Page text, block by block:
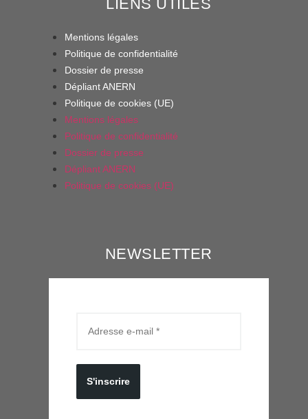
LIENS UTILES
Mentions légales
Politique de confidentialité
Dossier de presse
Dépliant ANERN
Politique de cookies (UE)
Mentions légales
Politique de confidentialité
Dossier de presse
Dépliant ANERN
Politique de cookies (UE)
NEWSLETTER
S'inscrire